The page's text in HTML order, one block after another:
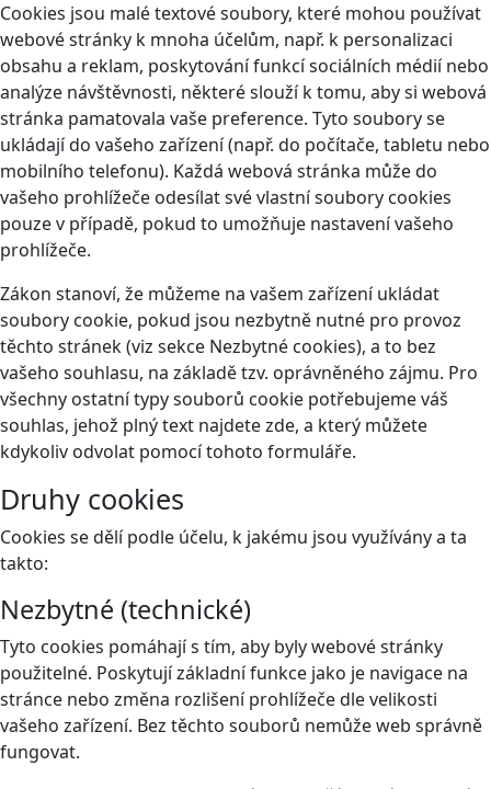
Cookies jsou malé textové soubory, které mohou používat
webové stránky k mnoha účelům, např. k personalizaci
obsahu a reklam, poskytování funkcí sociálních médií nebo
analýze návštěvnosti, některé slouží k tomu, aby si webová
stránka pamatovala vaše preference. Tyto soubory se
ukládají do vašeho zařízení (např. do počítače, tabletu nebo
mobilního telefonu). Každá webová stránka může do
vašeho prohlížeče odesílat své vlastní soubory cookies
pouze v případě, pokud to umožňuje nastavení vašeho
prohlížeče.
Zákon stanoví, že můžeme na vašem zařízení ukládat
soubory cookie, pokud jsou nezbytně nutné pro provoz
těchto stránek (viz sekce Nezbytné cookies), a to bez
vašeho souhlasu, na základě tzv. oprávněného zájmu. Pro
všechny ostatní typy souborů cookie potřebujeme váš
souhlas, jehož plný text najdetezde, a který můžete
kdykoliv odvolat pomocí tohoto formuláře.
Druhy cookies
Cookies se dělí podle účelu, k jakému jsou využívány a ta
takto:
Nezbytné (technické)
Tyto cookies pomáhají s tím, aby byly webové stránky
použitelné. Poskytují základní funkce jako je navigace na
stránce nebo změna rozlišení prohlížeče dle velikosti
vašeho zařízení. Bez těchto souborů nemůže web správně
fungovat.